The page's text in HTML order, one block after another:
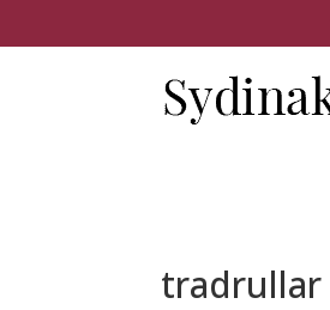
tradrullar